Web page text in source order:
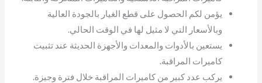
يؤمن لكم الحصول على قطع الغيار بالجودة العالية
وبالأسعار التي لا مثيل لها في الوقت الحالي.
يستعين بالأدوات والمعدات والأجهزة الحديثة عند تثبيت
كاميرات المراقبة.
يركب عدد كبير من كاميرات المراقبة خلال فترة وجيزة.